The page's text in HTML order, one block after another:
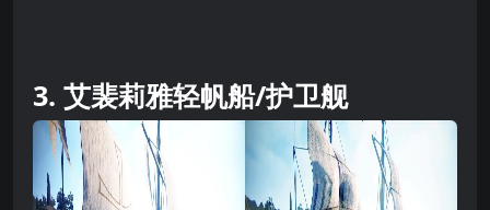
3. 艾裴莉雅轻帆船/护卫舰